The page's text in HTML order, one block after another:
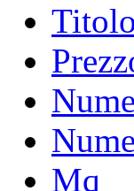
Titolo
Mq